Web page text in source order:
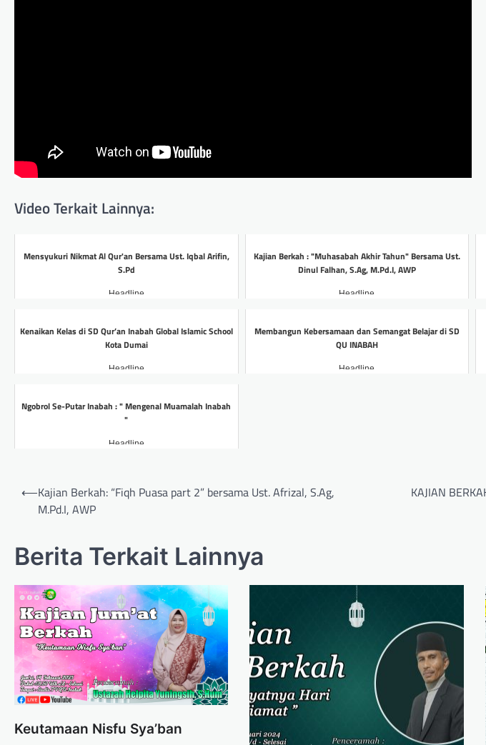
Video Terkait Lainnya:
Mensyukuri Nikmat Al Qur'an Bersama Ust. Iqbal Arifin,
S.Pd
Headline
Kajian Berkah : "Muhasabah Akhir Tahun" Bersama Ust.
Dinul Falhan, S.Ag, M.Pd.I, AWP
Headline
Kenaikan Kelas di SD Qur’an Inabah Global Islamic School
Kota Dumai
Headline
Membangun Kebersamaan dan Semangat Belajar di SD
QU INABAH
Headline
Ngobrol Se-Putar Inabah : " Mengenal Muamalah Inabah
"
Headline
Post
navigation
⟵Kajian Berkah: “Fiqh Puasa part 2” bersama Ust. Afrizal, S.Ag,
M.Pd.I, AWP
KAJIAN
Berita Terkait Lainnya
Keutamaan Nisfu Sya’ban